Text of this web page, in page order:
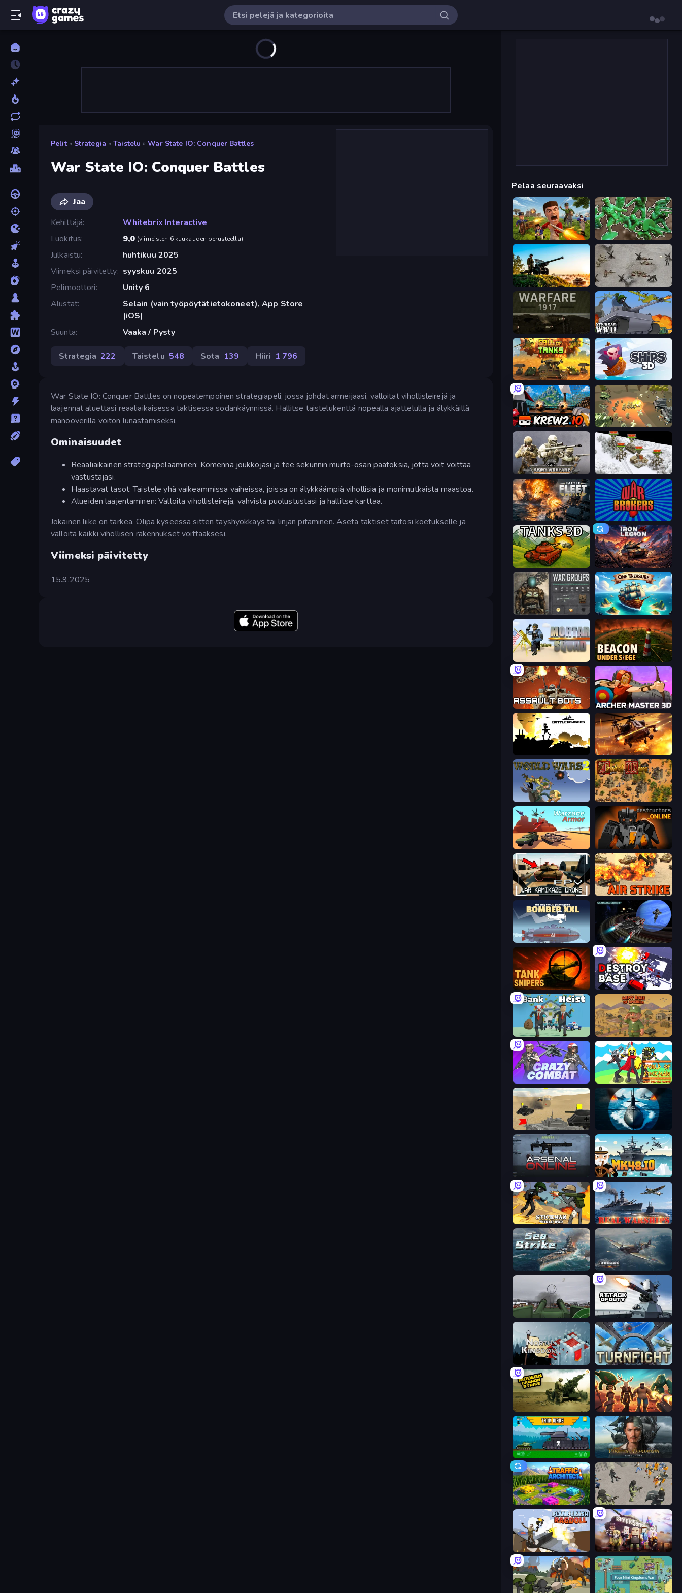
Pelit » Strategia » Taistelu » War State IO: Conquer Battles
War State IO: Conquer Battles
Jaa
Kehittäjä
Whitebrix Interactive
Luokitus
9,0 (viimeisten 6 kuukauden perusteella)
Julkaistu
huhtikuu 2025
Viimeksi päivitetty syyskuu 2025
Pelimoottori
Unity 6
Alustat
Selain (vain työpöytätietokoneet), App Store
(iOS)
Suunta
Vaaka / Pysty
Strategia 222 Taistelu 548 Sota 139 Hiiri 1 796
War State IO: Conquer Battles on nopeatempoinen strategiapeli, jossa johdat armeijaasi, valloitat vihollisleirejä ja
laajennat aluettasi reaaliaikaisessa taktisessa sodankäynnissä. Hallitse taistelukenttä nopealla ajattelulla ja älykkäillä
manööverillä voiton lunastamiseksi.
Ominaisuudet
Reaaliaikainen strategiapelaaminen: Komenna joukkojasi ja tee sekunnin murto-osan päätöksiä, jotta voit voittaa
vastustajasi.
Haastavat tasot: Taistele yhä vaikeammissa vaiheissa, joissa on älykkäämpiä vihollisia ja monimutkaista maastoa.
Alueiden laajentaminen: Valloita vihollisleirejä, vahvista puolustustasi ja hallitse karttaa.
Jokainen liike on tärkeä. Olipa kyseessä sitten täyshyökkäys tai linjan pitäminen. Aseta taktiset taitosi koetukselle ja
valloita kaikki vihollisen rakennukset voittaaksesi.
Viimeksi päivitetty
15.9.2025
Pelaa seuraavaksi
Redcoats.io Soldiers - Capture and Control!
Artillery Vs Tanks Warfare 1944
Warfare 1917 Stickman WW2
Call of Tanks Ships 3D
Krew.io WW1 Battle Simulator
Army Warfare 1941 Frozen Front
Battle Fleet World War Brokers
Tanks 3D Iron Legion
War Groups One Treasure
Mortar Squad Beacon Under Siege
Assault Bots Archer Master 3D: Castle Defense
Heli Military Base
World Wars 2 Feudal Wars
Warzone Armor Destructors Online
FPV War Kamikaze Drone Air Strike
Bomber XXL Starbase Gunship
Tank Snipers Destroy Base
Bank Heist Army Base Of America
Crazy Combat World of Stickman Classic RTS
Tanks Battlefield: Desert Ships Battlefield 3D
Arsenal Online Mk48.io
Stickman World War Real Warships
Sea Strike Dogfight
Flakmeister Attack of Duty
North Kingdom: Siege Castle Turnfight
Modern Cannon Strike Horde Crusher
Tanks 2D: Tank Wars
Traffic Architect Battle Simulator: Prison & Police
Plane Crash Ragdoll Simulator Simple Sandbox 3